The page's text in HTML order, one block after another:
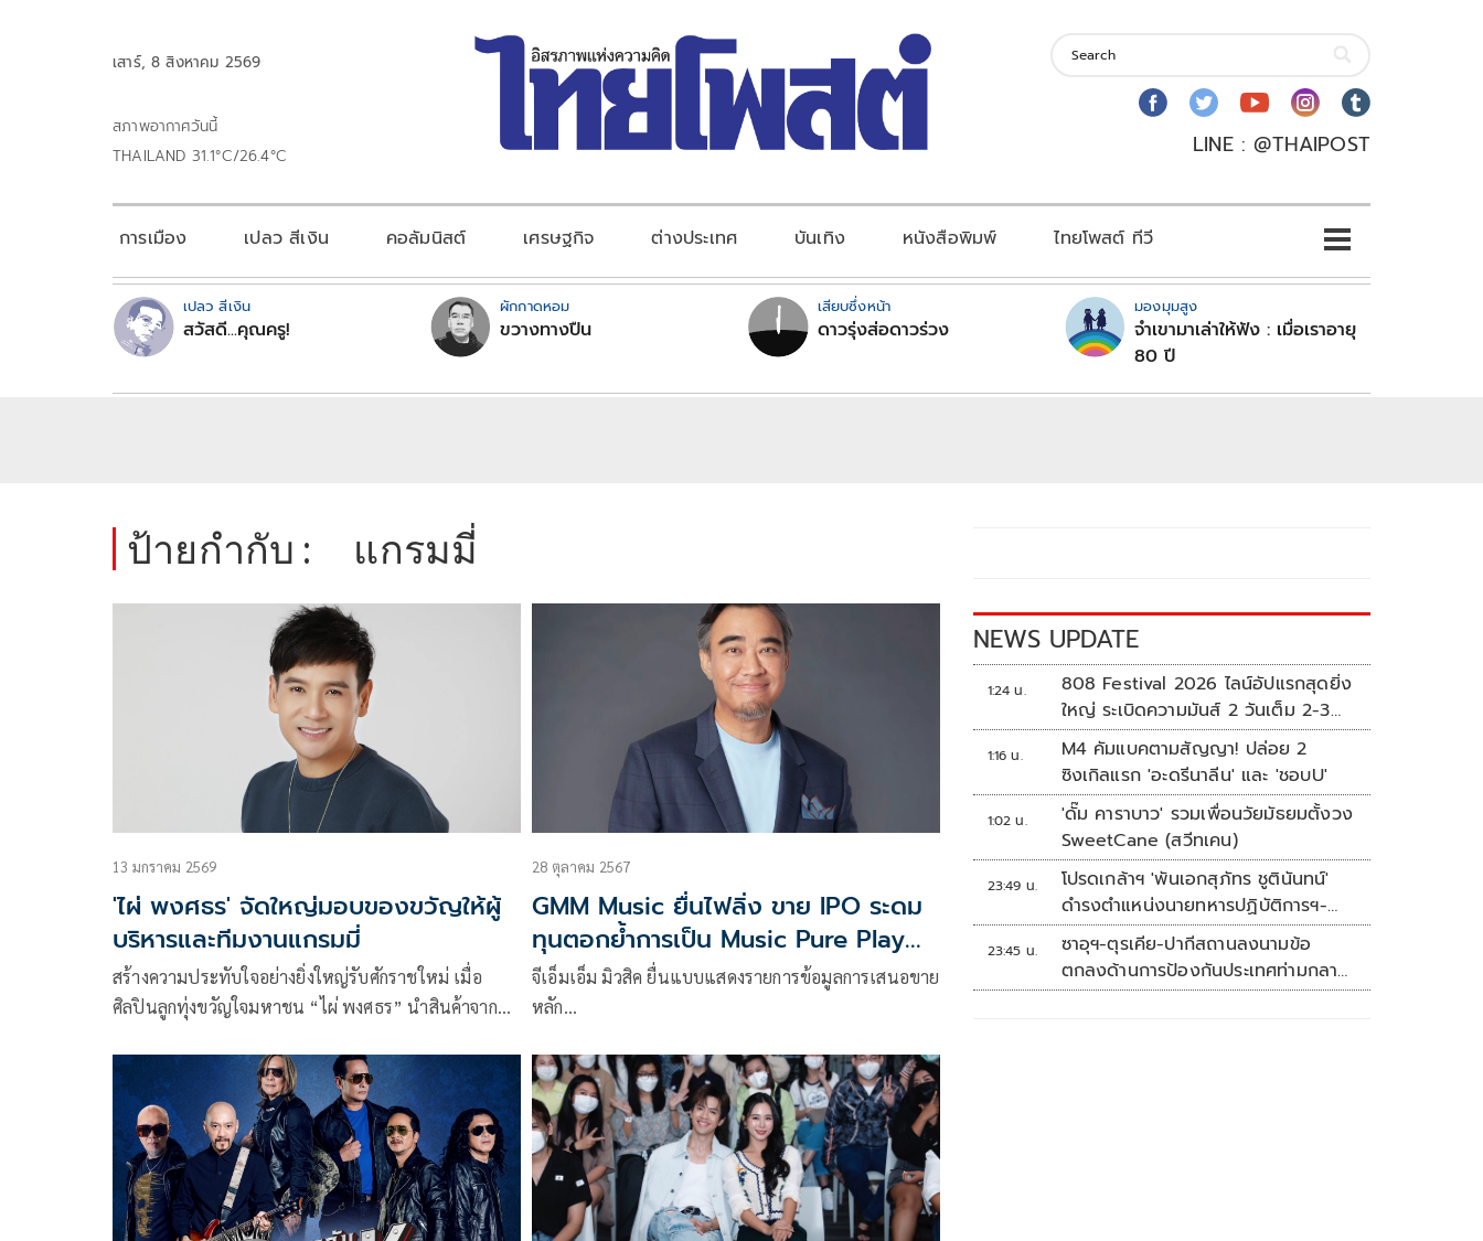
เสาร์, 8 สิงหาคม 2569
สภาพอากาศวันนี้
THAILAND 31.1°C/26.4°C
LINE : @THAIPOST
การเมือง เปลว สีเงิน คอลัมนิสต์ เศรษฐกิจ ต่างประเทศ บันเทิง หนังสือพิมพ์ ไทยโพสต์ ทีวี
เปลว สีเงิน
สวัสดี...คุณครู!
ผักกาดหอม
ขวางทางปืน
เสียบซึ่งหน้า
ดาวรุ่งส่อดาวร่วง
มองมุมสูง
จำเขามาเล่าให้ฟัง : เมื่อเราอายุ
80 ปี
ป้ายกำกับ : แกรมมี่
13 มกราคม 2569
'ไผ่ พงศธร' จัดใหญ่มอบของขวัญให้ผู้
บริหารและทีมงานแกรมมี่
สร้างความประทับใจอย่างยิ่งใหญ่รับศักราชใหม่ เมื่อ
ศิลปินลูกทุ่งขวัญใจมหาชน “ไผ่ พงศธร” นำสินค้าจาก
ให้แก่ผู้บริหารและพนักงาน บริษัท จีเอ็มเอ็ม แกรมมี่
เพื่อแสดงความขอบคุณและตอบแทนทุกแรงสนับสนุนที่
มีให้กันมาโดยตลอด
28 ตุลาคม 2567
GMM Music ยื่นไฟลิ่ง ขาย IPO ระดม
ทุนตอกย้ำการเป็น Music Pure Play
หนึ่งเดียวในตลาดหลักทรัพย์แห่ง
ประเทศไทย
จีเอ็มเอ็ม มิวสิค ยื่นแบบแสดงรายการข้อมูลการเสนอขาย
หลัก…
NEWS UPDATE
1:24 น.
808 Festival 2026 ไลน์อัปแรกสุดยิ่ง
ใหญ่ ระเบิดความมันส์ 2 วันเต็ม 2-3
ต.ค.นี้
1:16 น.
M4 คัมแบคตามสัญญา! ปล่อย 2
ซิงเกิลแรก 'อะดรีนาลีน' และ 'ชอบU'
1:02 น.
'ดั๊ม คาราบาว' รวมเพื่อนวัยมัธยมตั้งวง
SweetCane (สวีทเคน)
23:49 น.
โปรดเกล้าฯ 'พันเอกสุภัทร ชูตินันทน์'
ดำรงตำแหน่งนายทหารปฏิบัติการฯ-
พระราชทานยศ 'พลตรี'
23:45 น.
ซาอุฯ-ตุรเคีย-ปากีสถานลงนามข้อ
ตกลงด้านการป้องกันประเทศท่ามกลาง
สงครามในภูมิภาค